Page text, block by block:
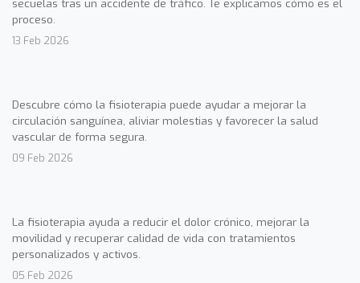
secuelas tras un accidente de tráfico. Te explicamos cómo es el
proceso.
13 Feb 2026
Descubre cómo la fisioterapia puede ayudar a mejorar la
circulación sanguínea, aliviar molestias y favorecer la salud
vascular de forma segura.
09 Feb 2026
La fisioterapia ayuda a reducir el dolor crónico, mejorar la
movilidad y recuperar calidad de vida con tratamientos
personalizados y activos.
05 Feb 2026